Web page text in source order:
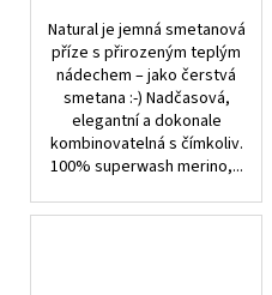
Natural je jemná smetanová
příze s přirozeným teplým
nádechem – jako čerstvá
smetana :-) Nadčasová,
elegantní a dokonale
kombinovatelná s čímkoliv.
100% superwash merino,...